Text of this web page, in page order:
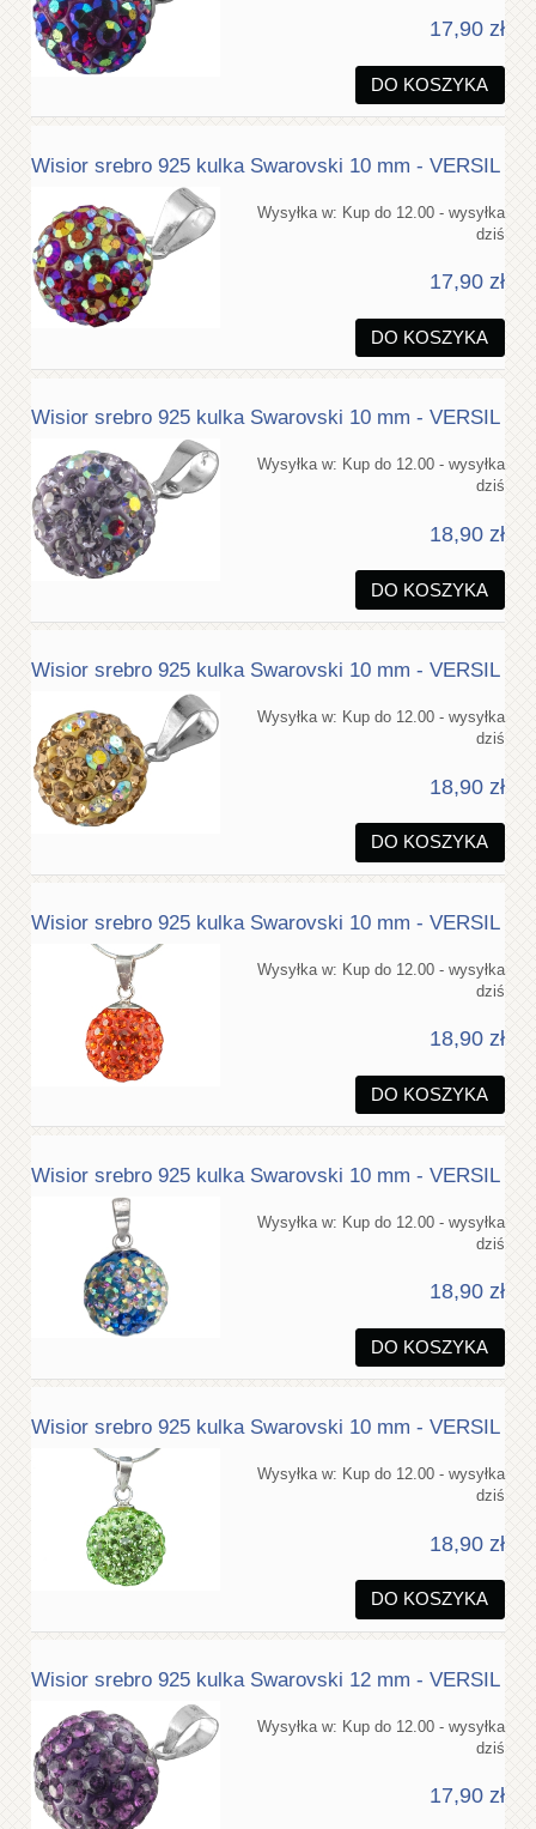
17,90 zł
DO KOSZYKA
Wisior srebro 925 kulka Swarovski 10 mm - VERSIL
Wysyłka w: Kup do 12.00 - wysyłka
dziś
17,90 zł
DO KOSZYKA
Wisior srebro 925 kulka Swarovski 10 mm - VERSIL
Wysyłka w: Kup do 12.00 - wysyłka
dziś
18,90 zł
DO KOSZYKA
Wisior srebro 925 kulka Swarovski 10 mm - VERSIL
Wysyłka w: Kup do 12.00 - wysyłka
dziś
18,90 zł
DO KOSZYKA
Wisior srebro 925 kulka Swarovski 10 mm - VERSIL
Wysyłka w: Kup do 12.00 - wysyłka
dziś
18,90 zł
DO KOSZYKA
Wisior srebro 925 kulka Swarovski 10 mm - VERSIL
Wysyłka w: Kup do 12.00 - wysyłka
dziś
18,90 zł
DO KOSZYKA
Wisior srebro 925 kulka Swarovski 10 mm - VERSIL
Wysyłka w: Kup do 12.00 - wysyłka
dziś
18,90 zł
DO KOSZYKA
Wisior srebro 925 kulka Swarovski 12 mm - VERSIL
Wysyłka w: Kup do 12.00 - wysyłka
dziś
17,90 zł